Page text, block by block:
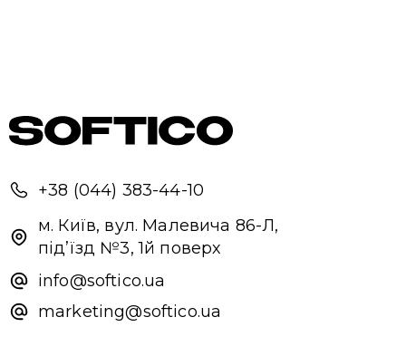
+38 (044) 383-44-10
м. Київ, вул. Малевича 86-Л,
під’їзд №3, 1й поверх
info@softico.ua
marketing@softico.ua